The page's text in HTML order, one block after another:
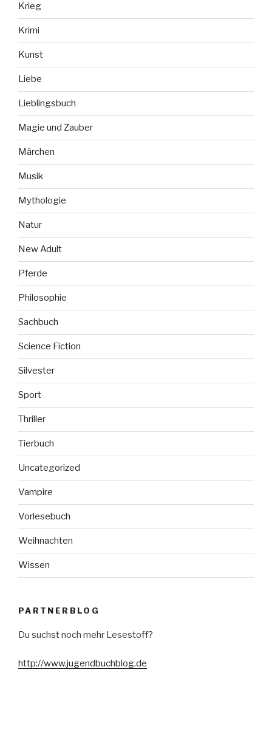
Krieg
Krimi
Kunst
Liebe
Lieblingsbuch
Magie und Zauber
Märchen
Musik
Mythologie
Natur
New Adult
Pferde
Philosophie
Sachbuch
Science Fiction
Silvester
Sport
Thriller
Tierbuch
Uncategorized
Vampire
Vorlesebuch
Weihnachten
Wissen
PARTNERBLOG
Du suchst noch mehr Lesestoff?
http://www.jugendbuchblog.de